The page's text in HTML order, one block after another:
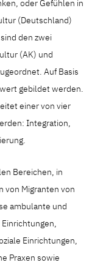
oder Gefühlen in
(Deutschland)
den zwei
(AK) und
Auf Basis
gebildet werden.
einer von vier
Integration,
Bereichen, in
von Migranten von
ambulante und
Einrichtungen,
Praxen sowie